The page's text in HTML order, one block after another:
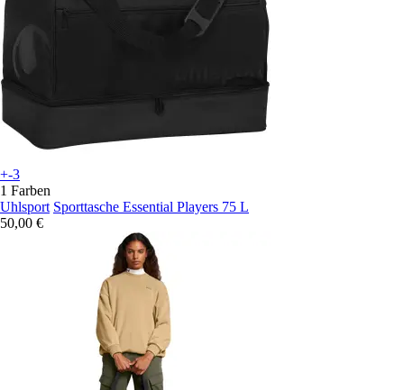
+-3
1 Farben
Uhlsport Sporttasche Essential Players 75 L
50,00 €